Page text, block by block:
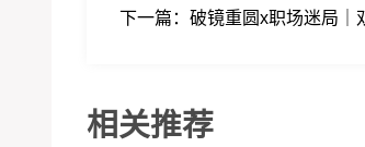
下一篇： 破镜重圆x职场迷局｜
相关推荐